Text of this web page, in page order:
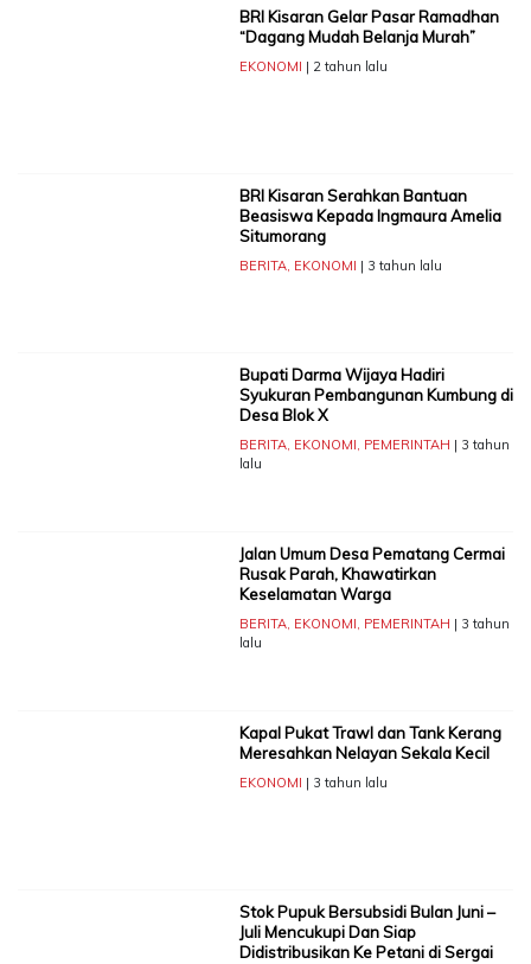
BRI Kisaran Gelar Pasar Ramadhan
“Dagang Mudah Belanja Murah”
EKONOMI | 2 tahun lalu
BRI Kisaran Serahkan Bantuan
Beasiswa Kepada Ingmaura Amelia
Situmorang
BERITA, EKONOMI | 3 tahun lalu
Bupati Darma Wijaya Hadiri
Syukuran Pembangunan Kumbung di
Desa Blok X
BERITA, EKONOMI, PEMERINTAH | 3 tahun
lalu
Jalan Umum Desa Pematang Cermai
Rusak Parah, Khawatirkan
Keselamatan Warga
BERITA, EKONOMI, PEMERINTAH | 3 tahun
lalu
Kapal Pukat Trawl dan Tank Kerang
Meresahkan Nelayan Sekala Kecil
EKONOMI | 3 tahun lalu
Stok Pupuk Bersubsidi Bulan Juni –
Juli Mencukupi Dan Siap
Didistribusikan Ke Petani di Sergai